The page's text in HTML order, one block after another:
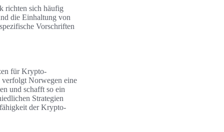
richten sich häufig
die Einhaltung von
Vorschriften
für Krypto-
Norwegen eine
und schafft so ein
Strategien
der Krypto-